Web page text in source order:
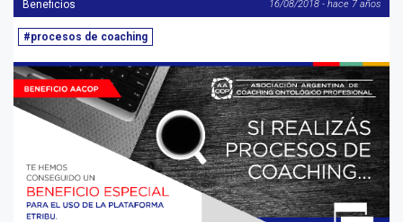
Beneficios 16/08/2018 - hace 7 años
#procesos de coaching